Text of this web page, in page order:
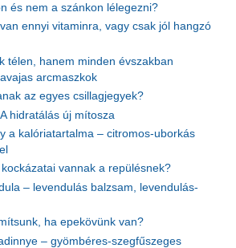
és nem a szánkon lélegezni?
ennyi vitaminra, vagy csak jól hangzó
télen, hanem minden évszakban
arcmaszkok
az egyes csillagjegyek?
hidratálás új mítosza
a kalóriatartalma – citromos-uborkás
vannak a repülésnek?
– levendulás balzsam, levendulás-
ha epekövünk van?
– gyömbéres-szegfűszeges